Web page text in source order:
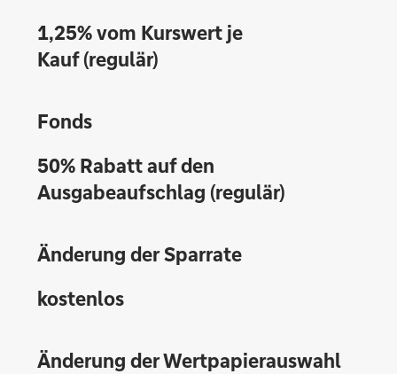
1,25% vom Kurswert je
Kauf (regulär)
Fonds
50% Rabatt auf den
Ausgabeaufschlag (regulär)
Änderung der Sparrate
kostenlos
Änderung der Wertpapierauswahl